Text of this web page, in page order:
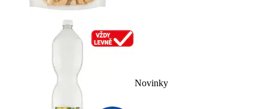
Novinky